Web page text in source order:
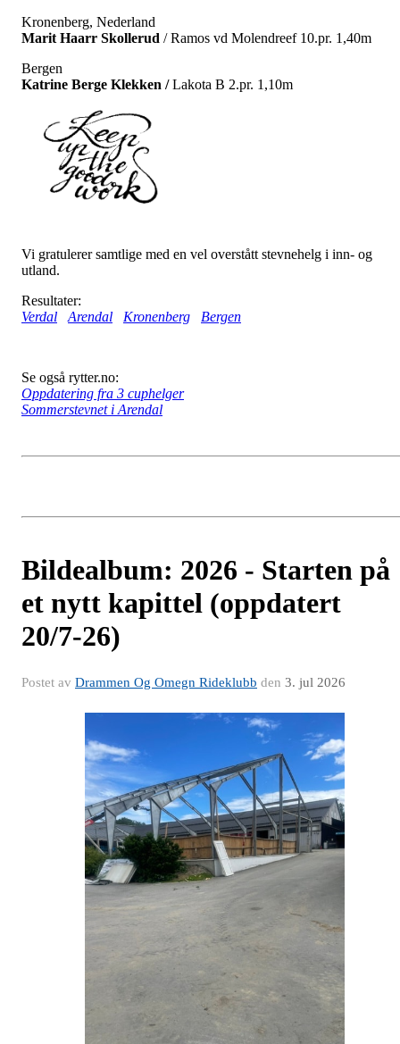
Kronenberg, Nederland
Marit Haarr Skollerud / Ramos vd Molendreef 10.pr. 1,40m
Bergen
Katrine Berge Klekken /Lakota B 2.pr. 1,10m
Vi gratulerer samtlige med en vel overstått stevnehelg i inn- og
utland.
Resultater:
Verdal
Arendal Kronenberg Bergen
Se også rytter.no:
Oppdatering fra 3 cuphelger
Sommerstevnet i Arendal
Bildealbum: 2026 - Starten på
et nytt kapittel (oppdatert
20/7-26)
Postet av Drammen Og Omegn Rideklubb den 3. jul 2026